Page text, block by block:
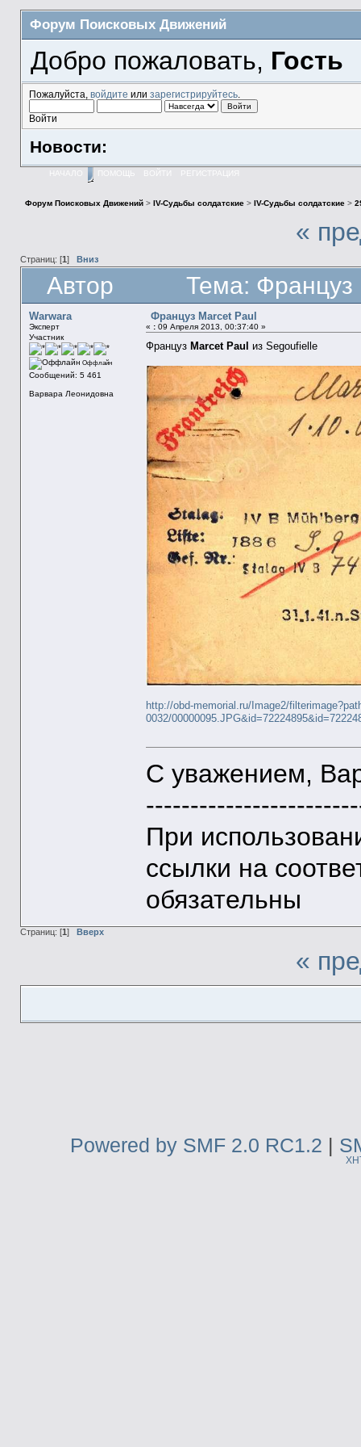
Форум Поисковых Движений
Добро пожаловать, Гость
Пожалуйста, войдите или зарегистрируйтесь.
Войти
Новости:
НАЧАЛО ПОМОЩЬ ВОЙТИ РЕГИСТРАЦИЯ
Форум Поисковых Движений> IV-Судьбы солдатские> IV-Судьбы солдатские>
«
Страниц: [1 ] Вниз
Автор Тема: Француз
Warwara
Эксперт
Участник
Оффлайн
Сообщений: 5 461
Варвара Леонидовна
Француз Marcet Paul
« :09 Апреля 2013, 00:37:40 »
Француз Marcet Paul из Segoufielle
http://obd-memorial.ru/Image2/
0032/
С уважением,
При
ссылки на
обязательны
Страниц: [1 ] Вверх
«
Powered by SMF 2.0 RC1.2 |